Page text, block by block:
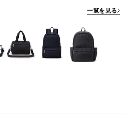
一覧を見る